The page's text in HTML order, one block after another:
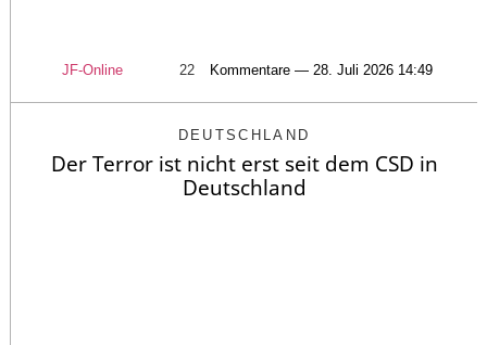
JF-Online 22 Kommentare — 28. Juli 2026 14:49
DEUTSCHLAND
Der Terror ist nicht erst seit dem CSD in
Deutschland